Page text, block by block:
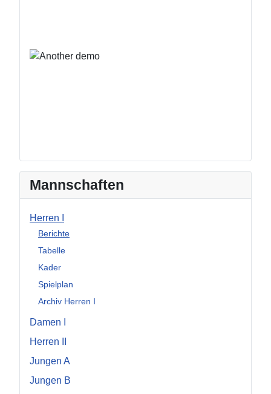
Mannschaften
Herren I
Berichte
Tabelle
Kader
Spielplan
Archiv Herren I
Damen I
Herren II
Jungen A
Jungen B